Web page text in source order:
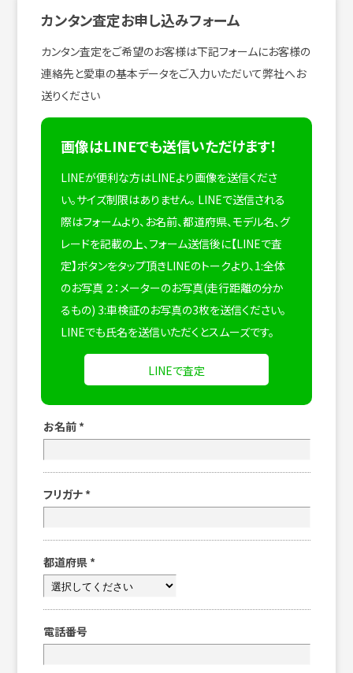
カンタン査定お申し込みフォーム
カンタン査定をご希望のお客様は下記フォームにお客様の
連絡先と愛車の基本データをご入力いただいて弊社へお
送りください
画像はLINEでも送信いただけます！
LINEが便利な方はLINEより画像を送信くださ
い。サイズ制限はありません。 LINEで送信される
際はフォームより、お名前、都道府県、モデル名、グ
レードを記載の上、フォーム送信後に【LINEで査
定】ボタンをタップ頂きLINEのトークより、1:全体
のお写真 ２：メーターのお写真(走行距離の分か
るもの) 3:車検証のお写真の3枚を送信ください。
LINEでも氏名を送信いただくとスムーズです。
LINEで査定
お名前 *
フリガナ *
都道府県 *
電話番号